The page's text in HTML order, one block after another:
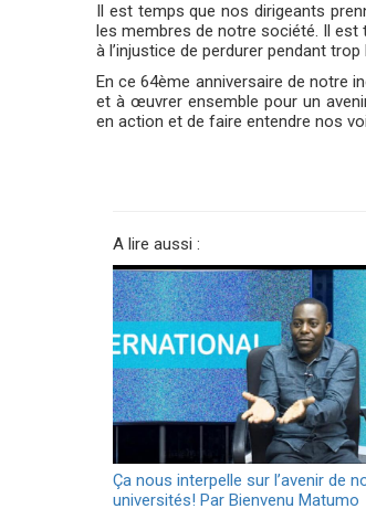
Il est temps que nos dirigeants
les membres de notre société. Il est
à l’injustice de perdurer pendant
En ce 64ème anniversaire de notre
et à œuvrer ensemble pour un
en action et de faire entendre nos
A lire aussi :
Ça nous interpelle sur l’avenir de
universités! Par Bienvenu Matumo